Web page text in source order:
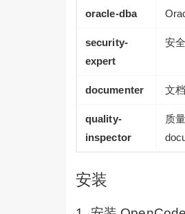
oracle-dba
security-
expert
安
documenter 文
quality-
inspector
质
安装